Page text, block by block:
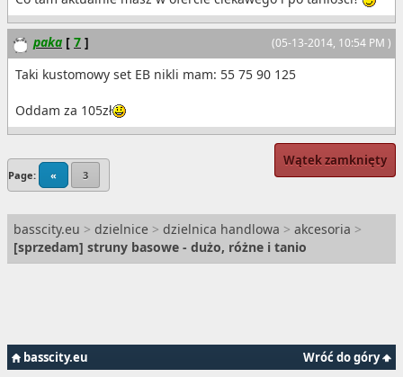
(05-13-2014, 10:54 PM )
paka [ 7 ]
Taki kustomowy set EB nikli mam: 55 75 90 125
Oddam za 105zł
Page: « 3
Wątek zamknięty
basscity.eu > dzielnice > dzielnica handlowa > akcesoria >
[sprzedam] struny basowe - dużo, różne i tanio
Wróć do góry
basscity.eu